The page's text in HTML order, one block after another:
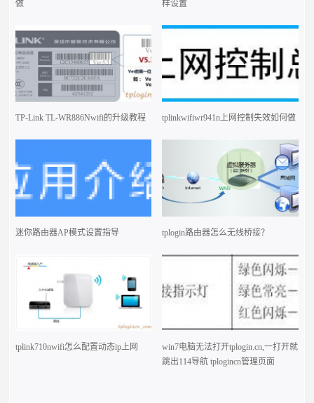
做
样设置
TP-Link TL-WR886Nwifi的升级教程 tplinkwifiwr941n上网控制失效如何做
迷你路由器AP模式设置指导 tplogin路由器怎么无线桥接？
tplink710nwifi怎么配置动态ip上网
win7电脑无法打开tplogin.cn,一打开就
跳出114导航 tplogincn管理页面